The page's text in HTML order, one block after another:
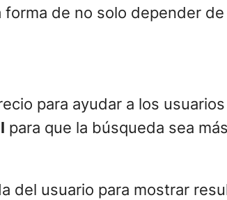
de no solo depender
para ayudar a los
para que la búsqueda sea
del usuario para mostrar